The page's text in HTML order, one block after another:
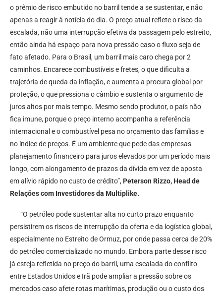
o prêmio de risco embutido no barril tende a se sustentar, e não
apenas a reagir à notícia do dia. O preço atual reflete o risco da
escalada, não uma interrupção efetiva da passagem pelo estreito,
então ainda há espaço para nova pressão caso o fluxo seja de
fato afetado. Para o Brasil, um barril mais caro chega por 2
caminhos. Encarece combustíveis e fretes, o que dificulta a
trajetória de queda da inflação, e aumenta a procura global por
proteção, o que pressiona o câmbio e sustenta o argumento de
juros altos por mais tempo. Mesmo sendo produtor, o país não
fica imune, porque o preço interno acompanha a referência
internacional e o combustível pesa no orçamento das famílias e
no índice de preços. É um ambiente que pede das empresas
planejamento financeiro para juros elevados por um período mais
longo, com alongamento de prazos da dívida em vez de aposta
em alívio rápido no custo de crédito”, Peterson Rizzo, Head de
Relações com Investidores da Multiplike.
“O petróleo pode sustentar alta no curto prazo enquanto
persistirem os riscos de interrupção da oferta e da logística global,
especialmente no Estreito de Ormuz, por onde passa cerca de 20%
do petróleo comercializado no mundo. Embora parte desse risco
já esteja refletida no preço do barril, uma escalada do conflito
entre Estados Unidos e Irã pode ampliar a pressão sobre os
mercados caso afete rotas marítimas, produção ou o custo dos